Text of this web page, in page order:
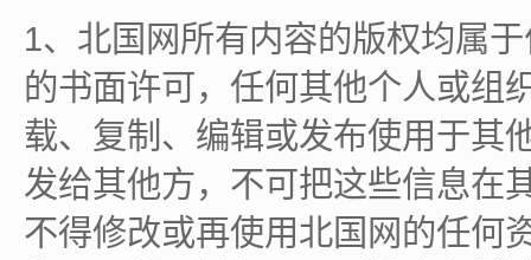
1、北国网所有内容的版权均属
的书面许可，任何其他个人或组
载、复制、编辑或发布使用于其
发给其他方，不可把这些信息在
不得修改或再使用北国网的任何